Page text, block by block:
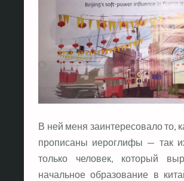
В ней меня заинтересовало то,
прописаны иероглифы — так
только человек, который
начальное образование в